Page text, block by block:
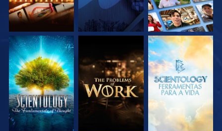
EXPLORE A SÉRIE EXPLORE A SÉRIE EXPLORE A SÉRIE